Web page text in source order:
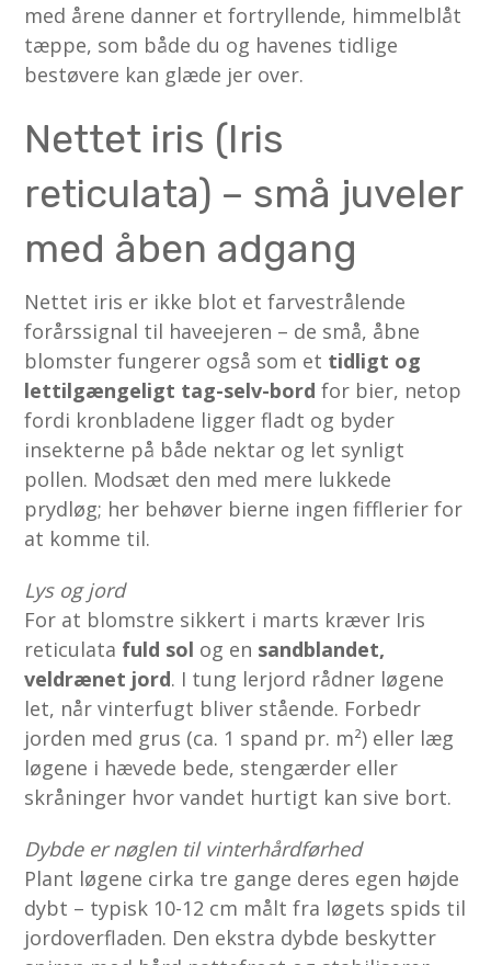
med årene danner et fortryllende, himmelblåt
tæppe, som både du og havenes tidlige
bestøvere kan glæde jer over.
Nettet iris (Iris
reticulata) – små juveler
med åben adgang
Nettet iris er ikke blot et farvestrålende
forårssignal til haveejeren – de små, åbne
blomster fungerer også som et tidligt og
lettilgængeligt tag-selv-bord for bier, netop
fordi kronbladene ligger fladt og byder
insekterne på både nektar og let synligt
pollen. Modsæt den med mere lukkede
prydløg; her behøver bierne ingen fifflerier for
at komme til.
Lys og jord
For at blomstre sikkert i marts kræver Iris
reticulata fuld sol og en sandblandet,
veldrænet jord. I tung lerjord rådner løgene
let, når vinterfugt bliver stående. Forbedr
jorden med grus (ca. 1 spand pr. m²) eller læg
løgene i hævede bede, stengærder eller
skråninger hvor vandet hurtigt kan sive bort.
Dybde er nøglen til vinterhårdførhed
Plant løgene cirka tre gange deres egen højde
dybt – typisk 10-12 cm målt fra løgets spids til
jordoverfladen. Den ekstra dybde beskytter